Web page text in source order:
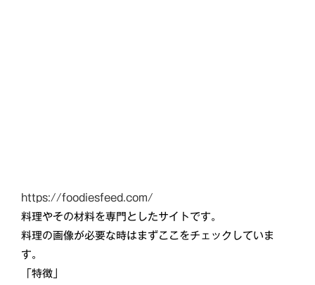
https://foodiesfeed.com/
料理やその材料を専門としたサイトです。
料理の画像が必要な時はまずここをチェックしていま
す。
「特徴」